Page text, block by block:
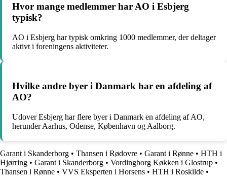
Hvor mange medlemmer har AO i Esbjerg
typisk?
AO i Esbjerg har typisk omkring 1000 medlemmer, der deltager
aktivt i foreningens aktiviteter.
Hvilke andre byer i Danmark har en afdeling af
AO?
Udover Esbjerg har flere byer i Danmark en afdeling af AO,
herunder Aarhus, Odense, København og Aalborg.
Garant i Skanderborg • Thansen i Rødovre • Garant i Rønne • HTH i
Hjørring • Garant i Skanderborg • Vordingborg Køkken i Glostrup •
Thansen i Rønne • VVS Eksperten i Horsens • HTH i Roskilde •